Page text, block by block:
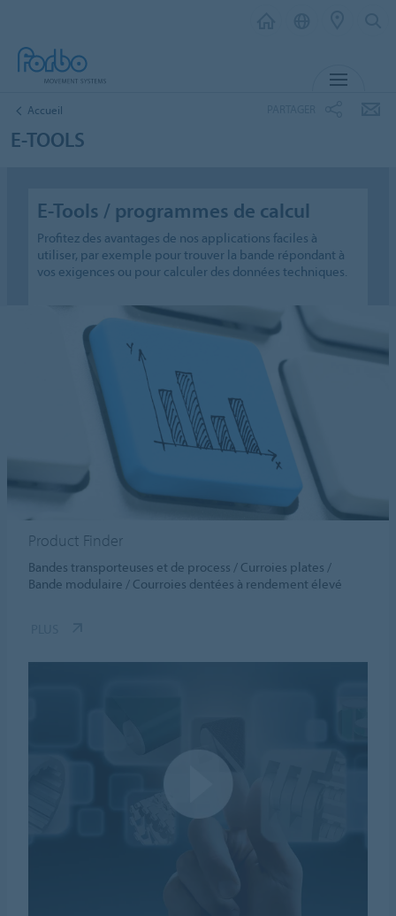
Accueil
E-TOOLS
E-Tools / programmes de calcul
Profitez des avantages de nos applications faciles à
utiliser, par exemple pour trouver la bande répondant à
vos exigences ou pour calculer des données techniques.
Product Finder
Bandes transporteuses et de process / Curroies plates /
Bande modulaire / Courroies dentées à rendement élevé